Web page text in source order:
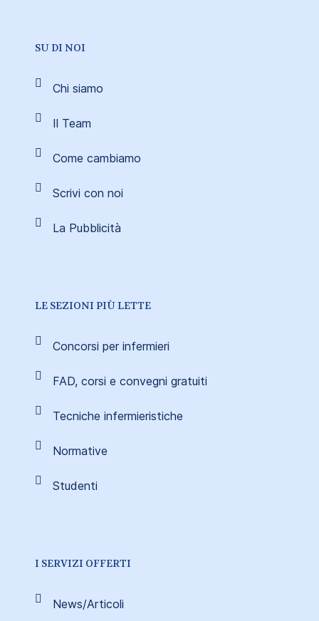
SU DI NOI
Chi siamo
Il Team
Come cambiamo
Scrivi con noi
La Pubblicità
LE SEZIONI PIÙ LETTE
Concorsi per infermieri
FAD, corsi e convegni gratuiti
Tecniche infermieristiche
Normative
Studenti
I SERVIZI OFFERTI
News/Articoli